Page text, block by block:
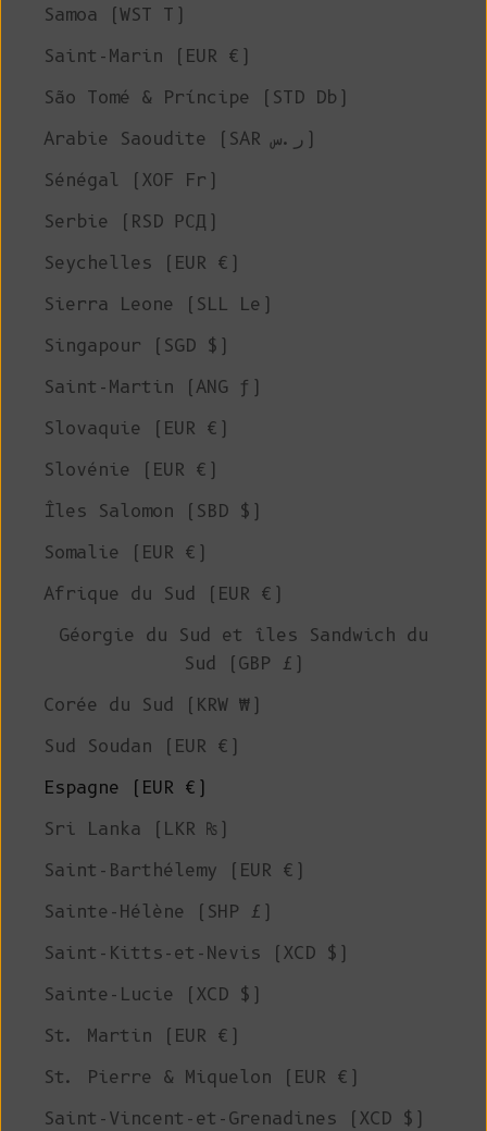
Samoa (WST T)
Saint-Marin (EUR €)
São Tomé & Príncipe (STD Db)
Arabie Saoudite (SAR ر.س)
Sénégal (XOF Fr)
Serbie (RSD РСД)
Seychelles (EUR €)
Sierra Leone (SLL Le)
Singapour (SGD $)
Saint-Martin (ANG ƒ)
Slovaquie (EUR €)
Slovénie (EUR €)
Îles Salomon (SBD $)
Somalie (EUR €)
Afrique du Sud (EUR €)
Géorgie du Sud et îles Sandwich du
Sud (GBP £)
Corée du Sud (KRW ₩)
Sud Soudan (EUR €)
Espagne (EUR €)
Sri Lanka (LKR ₨)
Saint-Barthélemy (EUR €)
Sainte-Hélène (SHP £)
Saint-Kitts-et-Nevis (XCD $)
Sainte-Lucie (XCD $)
St. Martin (EUR €)
St. Pierre & Miquelon (EUR €)
Saint-Vincent-et-Grenadines (XCD $)